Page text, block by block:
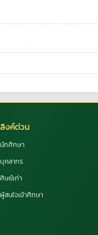
ลิงค์ด่วน
นักศึกษา
บุคลากร
ศิษย์เก่า
ผู้สนใจเข้าศึกษา